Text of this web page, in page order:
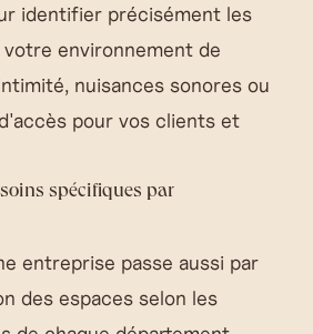
identifier précisément les
environnement de
nuisances sonores ou
pour vos clients et
spécifiques par
entreprise passe aussi par
des espaces selon les